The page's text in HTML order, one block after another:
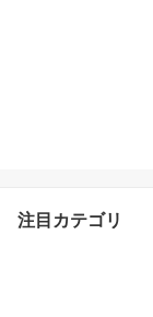
注目カテゴリ